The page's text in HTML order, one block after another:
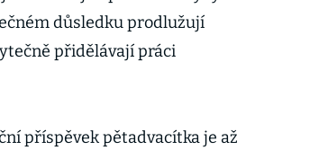
důsledku prodlužují
přidělávají práci
příspěvek pětadvacítka je až